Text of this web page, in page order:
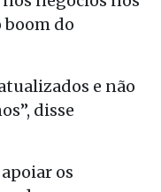
do
e não
disse
os